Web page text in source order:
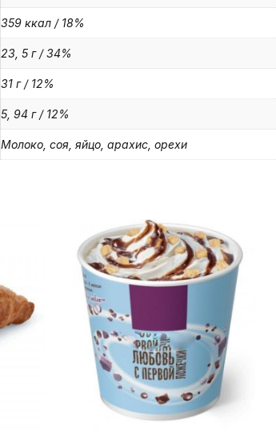
359 ккал / 18%
23, 5 г / 34%
31 г / 12%
5, 94 г / 12%
Молоко, соя, яйцо, арахис, орехи